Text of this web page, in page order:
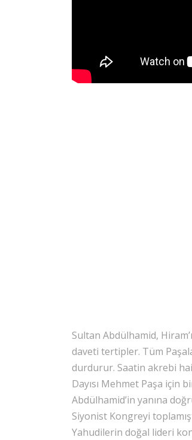
Sultan Abdülhamid,
daveti tertipler. Tüm
durdurur. Saatin akrebi
Dayısı Mehmet Paşa için
Abdülhamid’in yanına
Siyonist Kongreyi
Yahudilerin doğal lideri